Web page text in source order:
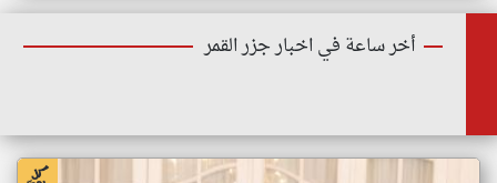
أخر ساعة في اخبار جزر القمر